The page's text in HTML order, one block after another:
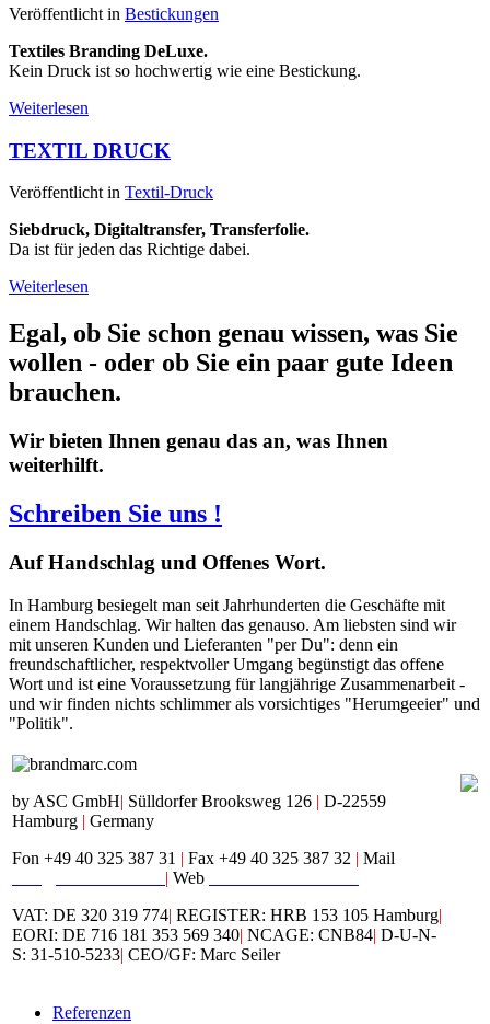
Veröffentlicht in Bestickungen
Textiles Branding DeLuxe.
Kein Druck ist so hochwertig wie eine Bestickung.
Weiterlesen
TEXTIL DRUCK
Veröffentlicht in Textil-Druck
Siebdruck, Digitaltransfer, Transferfolie.
Da ist für jeden das Richtige dabei.
Weiterlesen
Egal, ob Sie schon genau wissen, was Sie
wollen - oder ob Sie ein paar gute Ideen
brauchen.
Wir bieten Ihnen genau das an, was Ihnen
weiterhilft.
Schreiben Sie uns !
AufHandschlag und Offenes Wort.
In Hamburg besiegelt man seit Jahrhunderten die Geschäfte mit
einem Handschlag. Wir halten das genauso. Am liebsten sind wir
mit unseren Kunden und Lieferanten "per Du": denn ein
freundschaftlicher, respektvoller Umgang begünstigt das offene
Wort und ist eine Voraussetzung für langjährige Zusammenarbeit -
und wir finden nichts schlimmer als vorsichtiges "Herumgeeier" und
"Politik".
by ASC GmbH| Sülldorfer Brooksweg 126 | D-22559
Hamburg | Germany
Fon +49 40 325 387 31 | Fax +49 40 325 387 32 | Mail
| Web
VAT: DE 320 319 774| REGISTER: HRB 153 105 Hamburg|
EORI: DE 716 181 353 569 340| NCAGE: CNB84| D-U-N-
S: 31-510-5233| CEO/GF: Marc Seiler
Referenzen